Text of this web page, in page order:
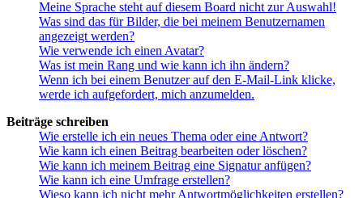
Meine Sprache steht auf diesem Board nicht zur Auswahl!
Was sind das für Bilder, die bei meinem Benutzernamen
angezeigt werden?
Wie verwende ich einen Avatar?
Was ist mein Rang und wie kann ich ihn ändern?
Wenn ich bei einem Benutzer auf den E-Mail-Link klicke,
werde ich aufgefordert, mich anzumelden.
Beiträge schreiben
Wie erstelle ich ein neues Thema oder eine Antwort?
Wie kann ich einen Beitrag bearbeiten oder löschen?
Wie kann ich meinem Beitrag eine Signatur anfügen?
Wie kann ich eine Umfrage erstellen?
Wieso kann ich nicht mehr Antwortmöglichkeiten erstellen?